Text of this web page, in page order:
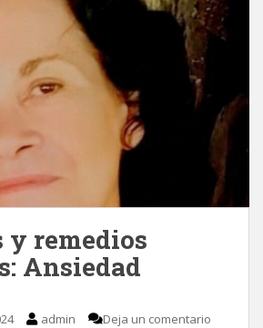
y remedios
Ansiedad
admin Deja un comentario